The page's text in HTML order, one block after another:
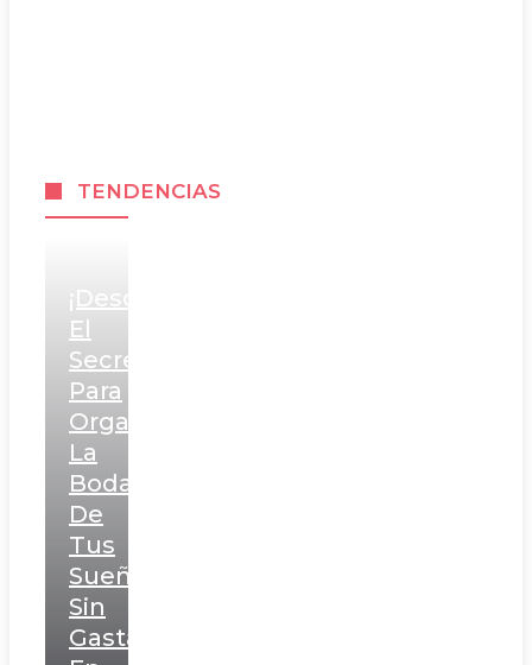
TENDENCIAS
¡Descubre
El
Secreto
Para
Organizar
La
Boda
De
Tus
Sueños
Sin
Gastar